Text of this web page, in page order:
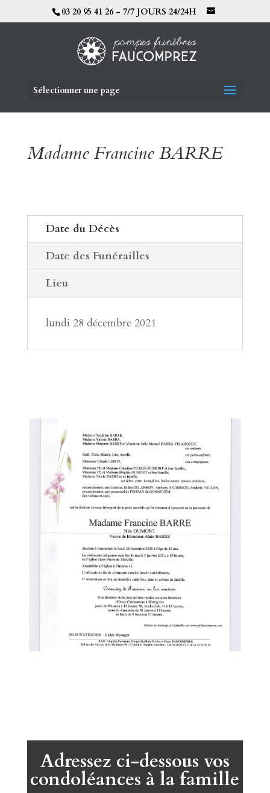
03 20 95 41 26 - 7/7 JOURS 24/24H
Sélectionner une page
Madame Francine BARRE
Date du Décès
Date des Funérailles
Lieu
lundi 28 décembre 2021
Adressez ci-dessous vos
condoléances à la famille